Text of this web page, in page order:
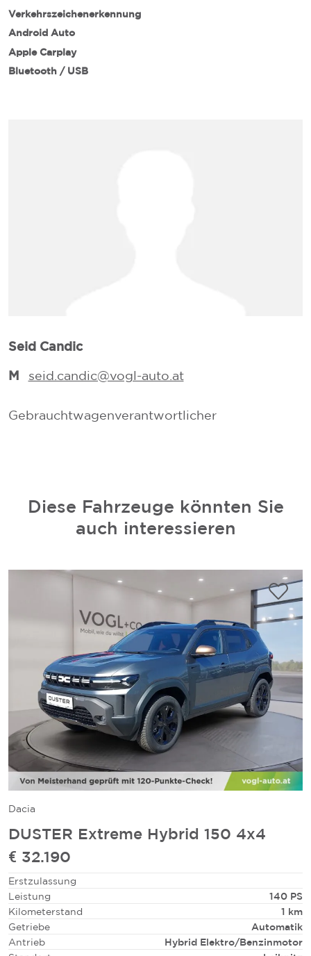
Verkehrszeichenerkennung
Android Auto
Apple Carplay
Bluetooth / USB
Seid Candic
M seid.candic@vogl-auto.at
Gebrauchtwagenverantwortlicher
Diese Fahrzeuge könnten Sie
auch interessieren
Dacia
DUSTER Extreme Hybrid 150 4x4
€ 32.190
Erstzulassung
Leistung
140 PS
Kilometerstand
1 km
Getriebe
Automatik
Antrieb
Hybrid Elektro/Benzinmotor